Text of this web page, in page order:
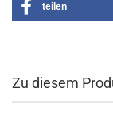
teilen
Zu diesem